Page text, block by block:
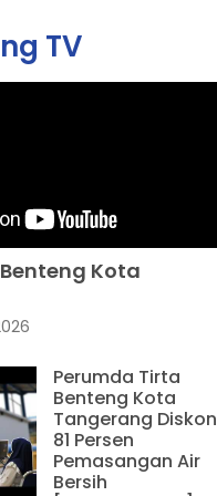
TV
Kota
Perumda Tirta
Benteng Kota
Tangerang Diskon
81 Persen
Pemasangan Air
Bersih